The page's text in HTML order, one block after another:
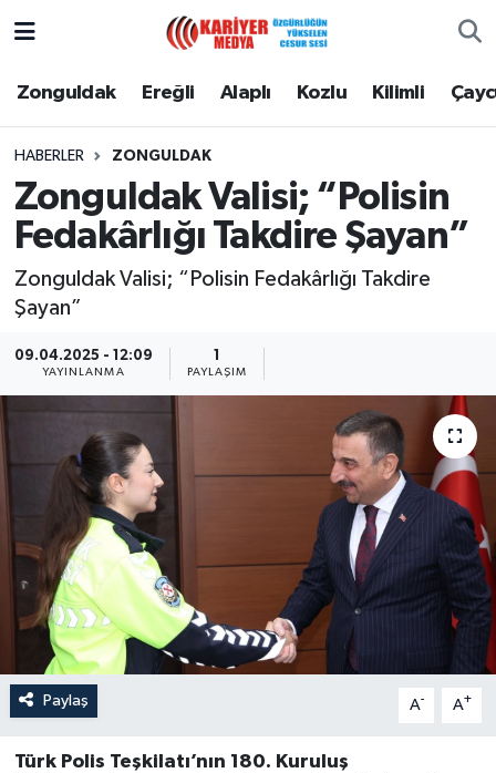
Zonguldak Ereğli Alaplı Kozlu Kilimli
HABERLER ZONGULDAK
Zonguldak Valisi; “Polisin
Fedakârlığı Takdire Şayan”
Zonguldak Valisi; “Polisin Fedakârlığı Takdire
Şayan”
09.04.2025 - 12:09
YAYINLANMA
1
PAYLAŞIM
Paylaş A- A+
Türk Polis Teşkilatı’nın 180. Kuruluş
Zonguldak
Alaplı
Kozlu
Kilimli
Çaycuma
Devrek
Özel
Mesaj
Dergim
Ulusal
Zonguldak Nöbetçi Eczaneler
Zonguldak Namaz Vakitleri
Zonguldak Trafik Yoğunluk Haritası
Puan Durumu ve Fikstür
Tüm Manşetler
Haber Arşivi